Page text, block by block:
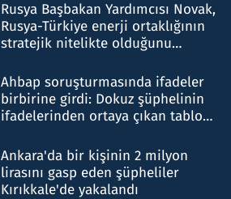
Rusya Başbakan Yardımcısı Novak,
Rusya-Türkiye enerji ortaklığının
stratejik nitelikte olduğunu
Ahbap soruşturmasında ifadeler
birbirine girdi: Dokuz şüphelinin
ifadelerinden ortaya çıkan tablo
Ankara'da bir kişinin 2 milyon
lirasını gasp eden şüpheliler
Kırıkkale'de yakalandı